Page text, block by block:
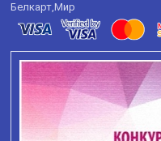
Белкарт,Мир